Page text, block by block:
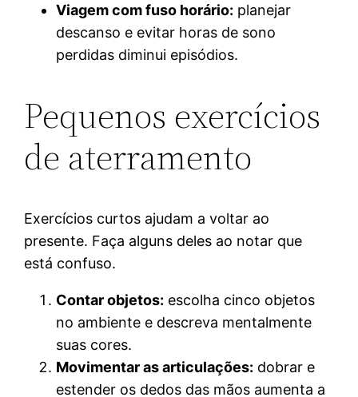
Viagem com fuso horário: planejar
descanso e evitar horas de sono
perdidas diminui episódios.
Pequenos exercícios
de aterramento
Exercícios curtos ajudam a voltar ao
presente. Faça alguns deles ao notar que
está confuso.
Contar objetos: escolha cinco objetos
no ambiente e descreva mentalmente
suas cores.
Movimentar as articulações: dobrar e
estender os dedos das mãos aumenta a